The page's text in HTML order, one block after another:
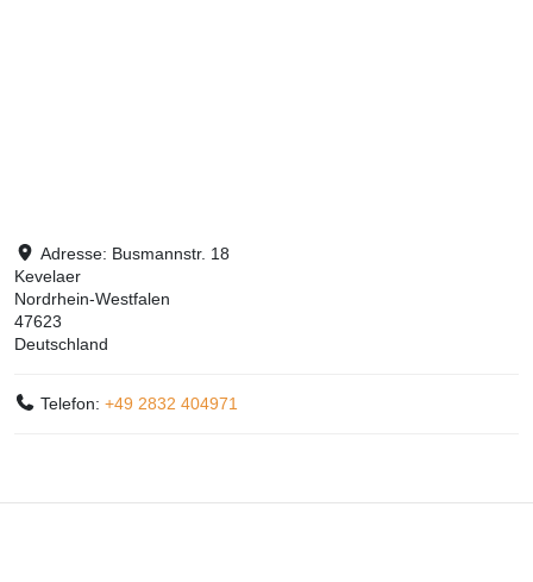
Adresse: Busmannstr. 18
Kevelaer
Nordrhein-Westfalen
47623
Deutschland
Telefon:+49 2832 404971